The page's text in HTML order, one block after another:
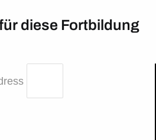
diese Fortbildung